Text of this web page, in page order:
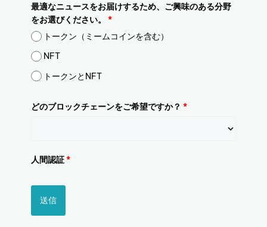
最適なニュースをお届けするため、ご興味のある分野
をお選びください。
*
トークン（ミームコインを含む）
NFT
トークンとNFT
どのブロックチェーンをご希望ですか？ *
人間認証*
送信